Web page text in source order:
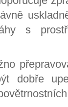
s
dobře